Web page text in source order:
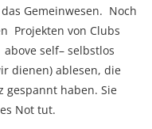
Gemeinwesen. Noch
Projekten von Clubs
self– selbstlos
dienen) ablesen, die
gespannt haben. Sie
Not tut.